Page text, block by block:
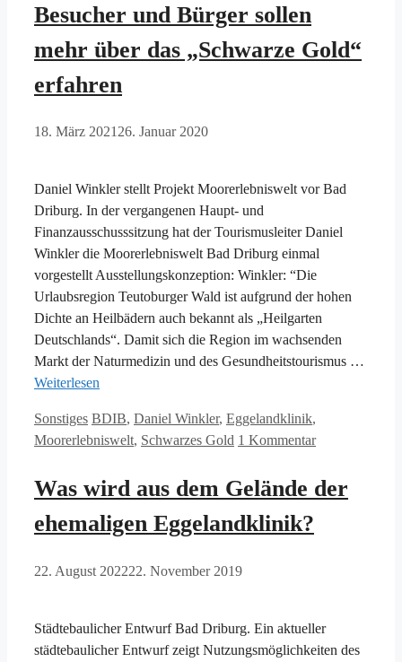
Besucher und Bürger sollen
mehr über das „Schwarze Gold“
erfahren
18. März 2021 26. Januar 2020
Daniel Winkler stellt Projekt Moorerlebniswelt vor Bad
Driburg. In der vergangenen Haupt- und
Finanzausschusssitzung hat der Tourismusleiter Daniel
Winkler die Moorerlebniswelt Bad Driburg einmal
vorgestellt Ausstellungskonzeption: Winkler: “Die
Urlaubsregion Teutoburger Wald ist aufgrund der hohen
Dichte an Heilbädern auch bekannt als „Heilgarten
Deutschlands“. Damit sich die Region im wachsenden
Markt der Naturmedizin und des Gesundheitstourismus …
Weiterlesen
Kategorien
Sonstiges Schlagwörter
BDIB, Daniel Winkler, Eggelandklinik,
Moorerlebniswelt, Schwarzes Gold 1 Kommentar
Was wird aus dem Gelände der
ehemaligen Eggelandklinik?
22. August 202222. November 2019
Städtebaulicher Entwurf Bad Driburg. Ein aktueller
städtebaulicher Entwurf zeigt Nutzungsmöglichkeiten des